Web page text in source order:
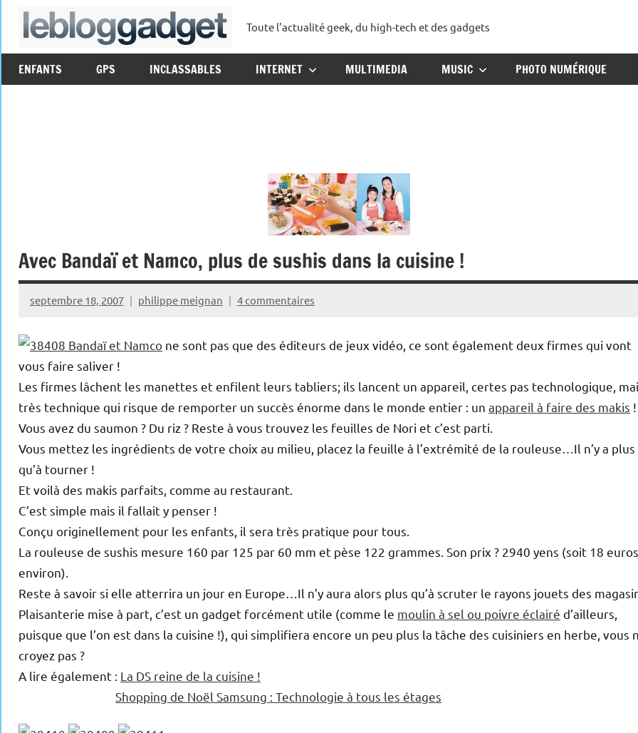
Aller
lebloggadget
Toute l'actualité geek, du high-tech et des gadgets
ENFANTS GPS INCLASSABLES INTERNET MULTIMEDIA MUSIC PHOTO NUMÉRIQUE
Avec Bandaï et Namco, plus de sushis dans la cuisine !
septembre 18, 2007 philippe meignan 4 commentaires
Bandaï et Namco ne sont pas que des éditeurs de jeux vidéo, ce sont également deux firmes qui vont
vous faire saliver !
Les firmes lâchent les manettes et enfilent leurs tabliers; ils lancent un appareil, certes pas technologique,
très technique qui risque de remporter un succès énorme dans le monde entier : un appareil à faire des makis !
Vous avez du saumon ? Du riz ? Reste à vous trouvez les feuilles de Nori et c’est parti.
Vous mettez les ingrédients de votre choix au milieu, placez la feuille à l’extrémité de la rouleuse…Il n’y a plus
qu’à tourner !
Et voilà des makis parfaits, comme au restaurant.
C’est simple mais il fallait y penser !
Conçu originellement pour les enfants, il sera très pratique pour tous.
La rouleuse de sushis mesure 160 par 125 par 60 mm et pèse 122 grammes. Son prix ? 2940 yens (soit 18 euros
environ).
Reste à savoir si elle atterrira un jour en Europe…Il n’y aura alors plus qu’à scruter le rayons jouets des
Plaisanterie mise à part, c’est un gadget forcément utile (comme le moulin à sel ou poivre éclairé d’ailleurs,
puisque que l’on est dans la cuisine !), qui simplifiera encore un peu plus la tâche des cuisiniers en herbe, vous
croyez pas ?
A lire également : La DS reine de la cuisine !
Shopping de Noël Samsung : Technologie à tous les étages